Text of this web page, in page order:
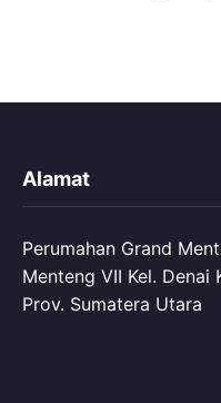
Alamat
Perumahan Grand
Menteng VII Kel. Denai
Prov. Sumatera Utara